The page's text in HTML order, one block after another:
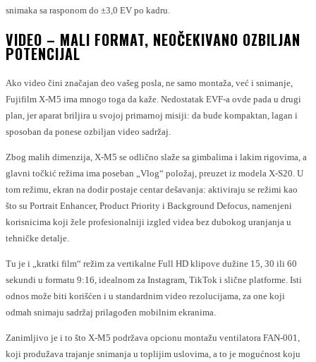
snimaka sa rasponom do ±3,0 EV po kadru.
VIDEO – MALI FORMAT, NEOČEKIVANO OZBILJAN
POTENCIJAL
Ako video čini značajan deo vašeg posla, ne samo montaža, već i snimanje,
Fujifilm X-M5 ima mnogo toga da kaže. Nedostatak EVF-a ovde pada u drugi
plan, jer aparat briljira u svojoj primarnoj misiji: da bude kompaktan, lagan i
sposoban da ponese ozbiljan video sadržaj.
Zbog malih dimenzija, X-M5 se odlično slaže sa gimbalima i lakim rigovima, a
glavni točkić režima ima poseban „Vlog“ položaj, preuzet iz modela X-S20. U
tom režimu, ekran na dodir postaje centar dešavanja: aktiviraju se režimi kao
što su Portrait Enhancer, Product Priority i Background Defocus, namenjeni
korisnicima koji žele profesionalniji izgled videa bez dubokog uranjanja u
tehničke detalje.
Tu je i „kratki film“ režim za vertikalne Full HD klipove dužine 15, 30 ili 60
sekundi u formatu 9:16, idealnom za Instagram, TikTok i slične platforme. Isti
odnos može biti korišćen i u standardnim video rezolucijama, za one koji
odmah snimaju sadržaj prilagođen mobilnim ekranima.
Zanimljivo je i to što X-M5 podržava opcionu montažu ventilatora FAN-001,
koji produžava trajanje snimanja u toplijim uslovima, a to je mogućnost koju